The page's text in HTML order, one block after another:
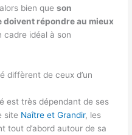
bien queson
répondre au mieux
cadre idéal à son
diffèrent de ceux d’un
est très dépendant de ses
site Naître et Grandir, les
tout d’abord autour de sa